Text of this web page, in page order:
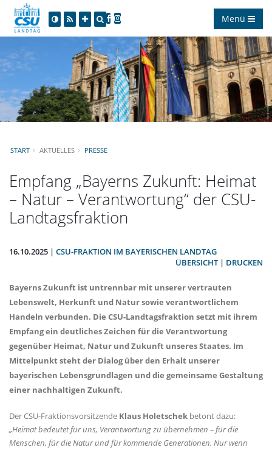
Menü
START AKTUELLES PRESSE
Empfang „Bayerns Zukunft: Heimat
– Natur – Verantwortung“ der CSU-
Landtagsfraktion
16.10.2025 | CSU-FRAKTION IM BAYERISCHEN LANDTAG
ÜBERSICHT| DRUCKEN
Bayerns Zukunft ist untrennbar mit unserer vertrauten
Lebenswelt, Herkunft und Natur sowie verantwortlichem
Handeln verbunden. Die CSU-Landtagsfraktion setzt mit ihrem
Empfang ein deutliches Zeichen für die Verantwortung
gegenüber Heimat, Natur und Zukunft unseres Staates. Im
Mittelpunkt steht der Dialog über den Erhalt unserer
bayerischen Lebensgrundlagen und die gemeinsame Gestaltung
einer nachhaltigen Zukunft.
Der CSU-Fraktionsvorsitzende Klaus Holetschek betont dazu:
Heimat bedeutet für uns, Verantwortung zu übernehmen – für die
Menschen, für die Natur und für kommende Generationen. Nur wenn